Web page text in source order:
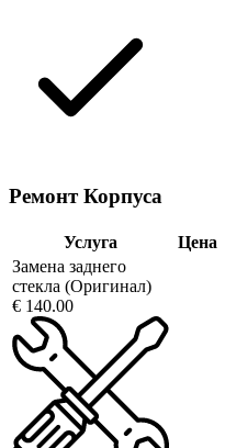
Ремонт Корпуса
Услуга Цена
Замена заднего
стекла (Оригинал)
€ 140.00